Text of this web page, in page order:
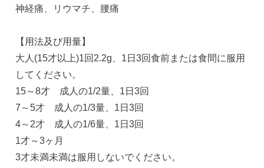
神経痛、リウマチ、腰痛
【用法及び用量】
大人(15才以上)1回2.2g、1日3回食前または食間に服用
してください。
15～8才 成人の1/2量、1日3回
7～5才 成人の1/3量、1日3回
4～2才 成人の1/6量、1日3回
1才～3ヶ月
3才未満未満は服用しないでください。